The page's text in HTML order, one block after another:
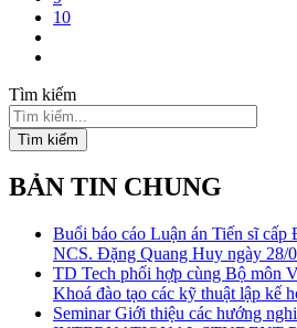
10
Tìm kiếm
Tìm kiếm
BẢN TIN CHUNG
Buổi báo cáo Luận án Tiến sĩ cấp
NCS. Đặng Quang Huy ngày 28/
TD Tech phối hợp cùng Bộ môn
Khoá đào tạo các kỹ thuật lập kế
Seminar Giới thiệu các hướng